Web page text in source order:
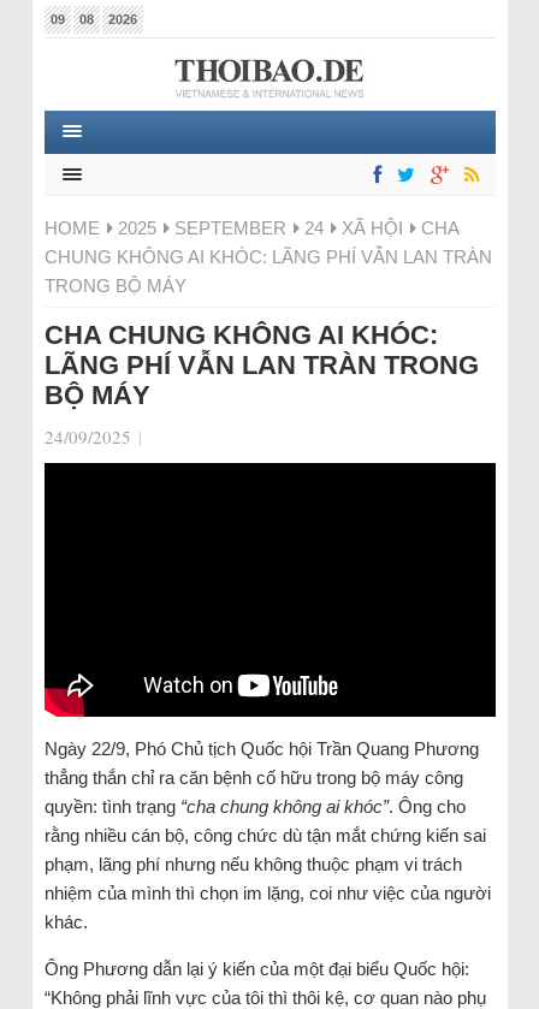
09 08 2026
HOME 2025 SEPTEMBER 24 XÃ HỘI
CHA
CHUNG KHÔNG AI KHÓC: LÃNG PHÍ VẪN LAN TRÀN
TRONG BỘ MÁY
CHA CHUNG KHÔNG AI KHÓC:
LÃNG PHÍ VẪN LAN TRÀN TRONG
BỘ MÁY
24/09/2025 |
Ngày 22/9, Phó Chủ tịch Quốc hội Trần Quang Phương
thẳng thắn chỉ ra căn bệnh cố hữu trong bộ máy công
quyền: tình trạng “cha chung không ai khóc”. Ông cho
rằng nhiều cán bộ, công chức dù tận mắt chứng kiến sai
phạm, lãng phí nhưng nếu không thuộc phạm vi trách
nhiệm của mình thì chọn im lặng, coi như việc của người
khác.
Ông Phương dẫn lại ý kiến của một đại biểu Quốc hội:
“Không phải lĩnh vực của tôi thì thôi kệ, cơ quan nào phụ